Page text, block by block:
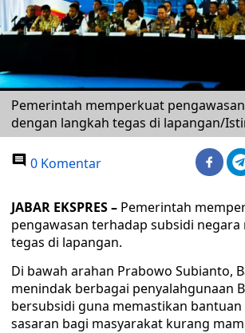
Pemerintah memperkuat
dengan langkah tegas di lapangan/
0 Komentar
JABAR EKSPRES – Pemerintah
pengawasan terhadap subsidi negara
tegas di lapangan.
Di bawah arahan Prabowo Subianto,
menindak berbagai penyalahgunaan
bersubsidi guna memastikan
sasaran bagi masyarakat kurang